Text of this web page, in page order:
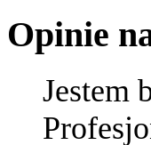
Opinie
Jestem